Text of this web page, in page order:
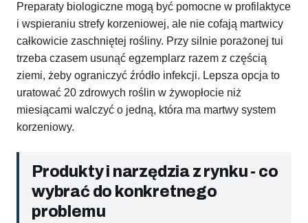
Preparaty biologiczne mogą być pomocne w profilaktyce
i wspieraniu strefy korzeniowej, ale nie cofają martwicy
całkowicie zaschniętej rośliny. Przy silnie porażonej tui
trzeba czasem usunąć egzemplarz razem z częścią
ziemi, żeby ograniczyć źródło infekcji. Lepsza opcja to
uratować 20 zdrowych roślin w żywopłocie niż
miesiącami walczyć o jedną, która ma martwy system
korzeniowy.
Produkty i narzędzia z rynku - co
wybrać do konkretnego
problemu